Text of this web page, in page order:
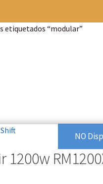
etiquetados “modular”
NO